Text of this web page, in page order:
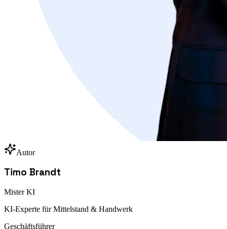
Autor
Timo Brandt
Mister KI
KI-Experte für Mittelstand & Handwerk
Geschäftsführer